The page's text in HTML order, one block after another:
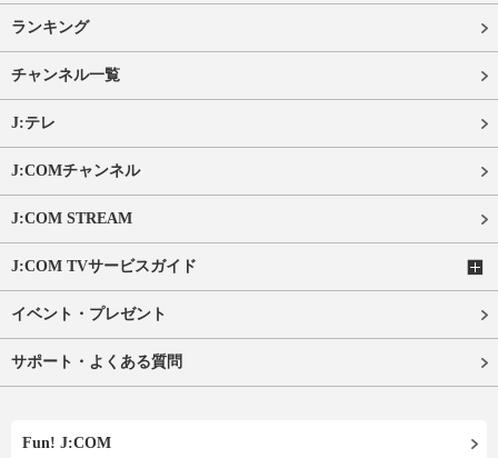
ランキング
チャンネル一覧
J:テレ
J:COMチャンネル
J:COM STREAM
J:COM TVサービスガイド
イベント・プレゼント
サポート・よくある質問
Fun! J:COM